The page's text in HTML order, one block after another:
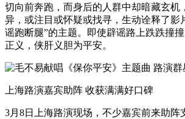
切向前奔跑，而身后的人群中却暗藏玄机
异，或注目或怀疑或找寻，生动诠释了影
谣跑断腿”的主题。即使辟谣路上跌跌撞
正义，侠肝义胆为平安。
上海路演嘉宾助阵 收获满满好口碑
3月8日上海路演现场，不少嘉宾前来助阵